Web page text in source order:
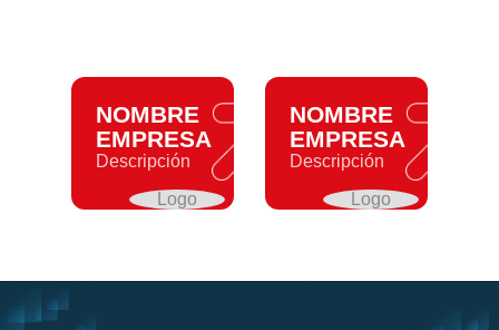
NOMBRE
EMPRESA
Descripción
Logo
NOMBRE
EMPRESA
Descripción
Logo